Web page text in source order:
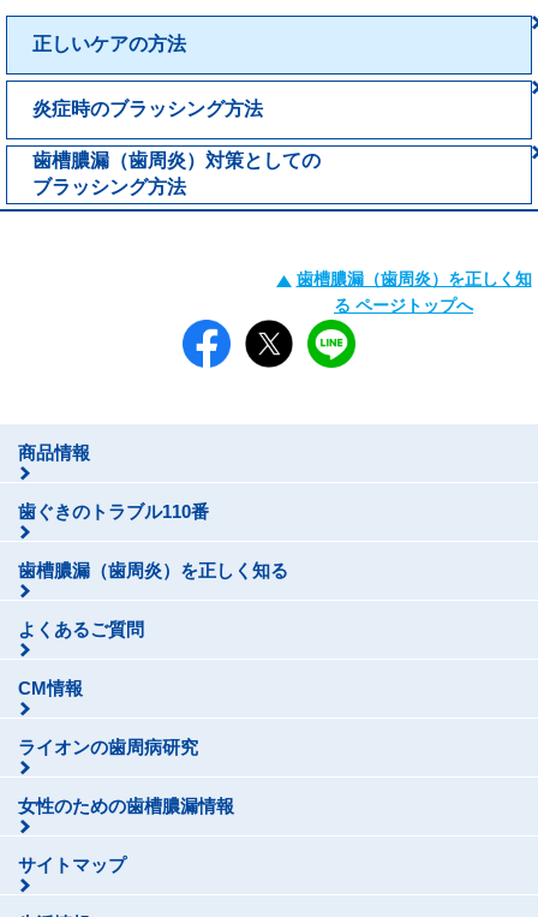
正しいケアの方法
炎症時のブラッシング方法
歯槽膿漏（歯周炎）対策としての
ブラッシング方法
歯槽膿漏（歯周炎）を正しく知
る ページトップへ
商品情報
歯ぐきのトラブル110番
歯槽膿漏（歯周炎）を正しく知る
よくあるご質問
CM情報
ライオンの歯周病研究
女性のための歯槽膿漏情報
サイトマップ